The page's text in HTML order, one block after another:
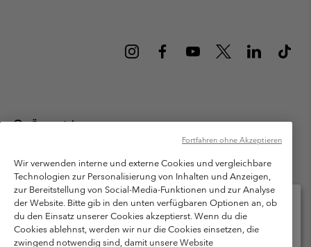
Österreich
Columbia Sportswear Austria GmbH. Moosfeldstraße 1, 5101
Bergheim, Salzburg Österreich. Alle Rechte vorbehalten.
Nutzungsbedingungen
Allgemeine Verkaufsbedingungen
Garantie
Datenschutzerklärung
Bestimmungen und Bedingungen des Mitglieder Programms
Nutzungsbedingungen Für Nutzergenerierte Inhalte
Wir verwenden interne und externe Cookies und vergleichbare
Technologien zur Personalisierung von Inhalten und Anzeigen,
zur Bereitstellung von Social-Media-Funktionen und zur Analyse
der Website. Bitte gib in den unten verfügbaren Optionen an, ob
du den Einsatz unserer Cookies akzeptierst. Wenn du die
Cookies ablehnst, werden wir nur die Cookies einsetzen, die
zwingend notwendig sind, damit unsere Website
Fortfahren ohne Akzeptieren
Bitte wählen Sie Ihr Lieferland und Ihre Sprache